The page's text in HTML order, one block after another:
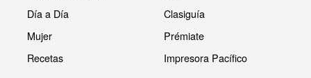
Día a Día
Mujer
Recetas
Clasiguía
Prémiate
Impresora Pacífico